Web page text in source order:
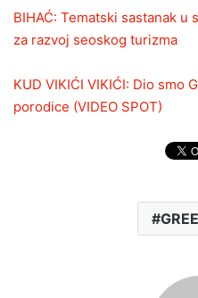
BIHAĆ: Tematski sastanak
za razvoj seoskog turizma
KUD VIKIĆI VIKIĆI: Dio smo
porodice (VIDEO SPOT)